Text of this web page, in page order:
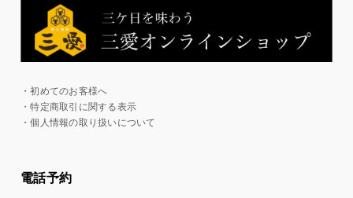
・初めてのお客様へ
・特定商取引に関する表示
・個人情報の取り扱いについて
電話予約